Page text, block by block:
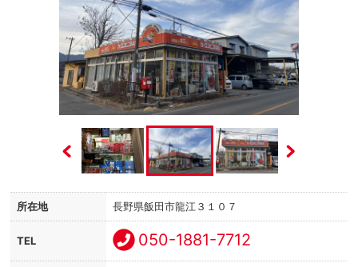
所在地 長野県飯田市龍江３１０７
TEL 050-1881-7712